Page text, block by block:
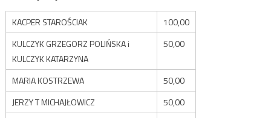
KACPER STAROŚCIAK
100,00
KULCZYK GRZEGORZ POLIŃSKA i
KULCZYK KATARZYNA
50,00
MARIA KOSTRZEWA
50,00
JERZY T MICHAJŁOWICZ
50,00